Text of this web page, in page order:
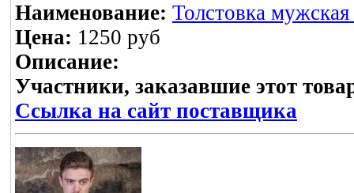
Наименование: Толстовка
Цена: 1250 руб
Описание:
Участники, заказавшие этот
Ссылка на сайт поставщика